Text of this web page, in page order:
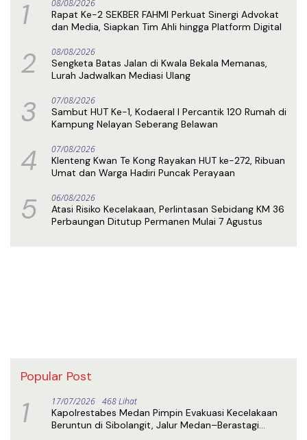
1 08/08/2026
Rapat Ke-2 SEKBER FAHMI Perkuat Sinergi Advokat
dan Media, Siapkan Tim Ahli hingga Platform Digital
2 08/08/2026
Sengketa Batas Jalan di Kwala Bekala Memanas,
Lurah Jadwalkan Mediasi Ulang
3 07/08/2026
Sambut HUT Ke-1, Kodaeral I Percantik 120 Rumah di
Kampung Nelayan Seberang Belawan
4 07/08/2026
Klenteng Kwan Te Kong Rayakan HUT ke-272, Ribuan
Umat dan Warga Hadiri Puncak Perayaan
5 06/08/2026
Atasi Risiko Kecelakaan, Perlintasan Sebidang KM 36
Perbaungan Ditutup Permanen Mulai 7 Agustus
Popular Post
1 17/07/2026 468 Lihat
Kapolrestabes Medan Pimpin Evakuasi Kecelakaan
Beruntun di Sibolangit, Jalur Medan–Berastagi